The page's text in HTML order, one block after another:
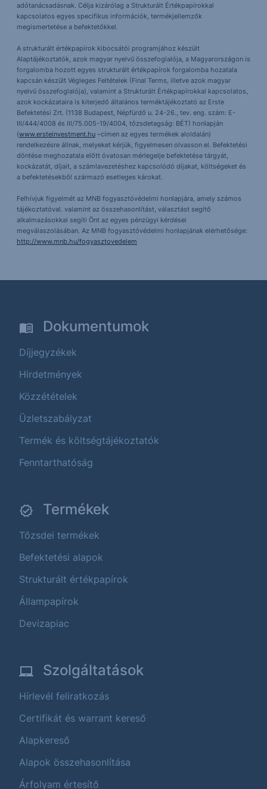
adótanácsadásnak. Célja kizárólag a Strukturált Értékpapírokkal
kapcsolatos egyes specifikus információk, termékjellemzők
megismertetése a befektetőkkel.
A strukturált értékpapírok kibocsátói programjához készült
Alaptájékoztatók, azok magyar nyelvű összefoglalója, a Magyarországon is
forgalomba hozott egyes strukturált értékpapírok forgalomba hozatala
kapcsán készült Végleges Feltételek (Final Terms, illetve azok magyar
nyelvű összefoglalója), valamint a Strukturált Értékpapírokkal kapcsolatos,
azok kockázataira is kiterjedő általános terméktájékoztató az Erste
Befektetési Zrt. (1138 Budapest, Népfürdő u. 24-26., tev. eng. szám: E-
III/444/4008 és III/75.005-19/4004, tőzsdetagság: BÉT) honlapján
(www.ersteinvestment.hu –címen az egyes termékek aloldalán)
rendelkezésre állnak, melyeket kérjük, figyelmesen olvasson el. Befektetési
döntése meghozatala előtt óvatosan mérlegelje befektetése tárgyát,
kockázatát, díjait, a számlavezetéshez kapcsolódó díjakat, költségeket és
a befektetésekből származó esetleges károkat.
Felhívjuk figyelmét az MNB fogyasztóvédelmi honlapjára, amely számos
tájékoztatóval. valamint az összehasonlítást, választást segítő
alkalmazásokkal segíti Önt az egyes pénzügyi kérdései
megválaszolásában. Az MNB fogyasztóvédelmi honlapjának elérhetősége:
http://www.mnb.hu/fogyasztovedelem
Dokumentumok
Díjjegyzékek
Hirdetmények
Közzétételek
Üzletszabályzat
Termék és költségtájékoztatók
Fenntarthatóság
Termékek
Tőzsdei termékek
Befektetési alapok
Strukturált értékpapírok
Állampapírok
Devizapiac
Szolgáltatások
Hírlevél feliratkozás
Certifikát és warrant kereső
Alapkereső
Alapok összehasonlítása
Árfolyam értesítő